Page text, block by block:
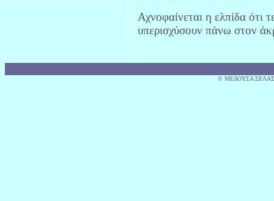
Αχνοφαίνεται η ελπίδα ότι
υπερισχύσουν πάνω στον
© MΕΔΟΥΣΑ